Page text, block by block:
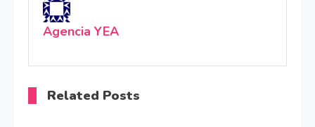
Agencia YEA
Related Posts